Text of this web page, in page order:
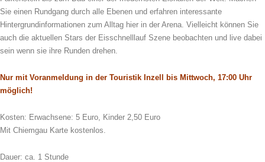
Sie einen Rundgang durch alle Ebenen und erfahren interessante
Hintergrundinformationen zum Alltag hier in der Arena. Vielleicht können Sie
auch die aktuellen Stars der Eisschnelllauf Szene beobachten und live dabei
sein wenn sie ihre Runden drehen.
Nur mit Voranmeldung in der Touristik Inzell bis Mittwoch, 17:00 Uhr
möglich!
Kosten: Erwachsene: 5 Euro, Kinder 2,50 Euro
Mit Chiemgau Karte kostenlos.
Dauer: ca. 1 Stunde